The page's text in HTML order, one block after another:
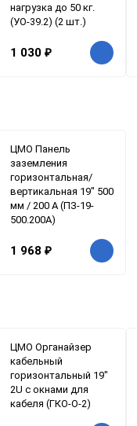
нагрузка до 50 кг.
(УО-39.2) (2 шт.)
1 030 ₽
ЦМО Панель
заземления
горизонтальная/
вертикальная 19" 500
мм / 200 А (ПЗ-19-
500.200А)
1 968 ₽
ЦМО Органайзер
кабельный
горизонтальный 19"
2U с окнами для
кабеля (ГКО-О-2)